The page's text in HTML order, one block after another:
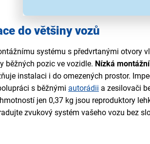
do většiny vozů
systému s předvrtanými otvory
běžných pozic ve vozidle. Nízká
instalaci i do omezených prostor.
s běžnými autorádii a zesilovači
jen 0,37 kg jsou reproduktory
zvukový systém vašeho vozu bez